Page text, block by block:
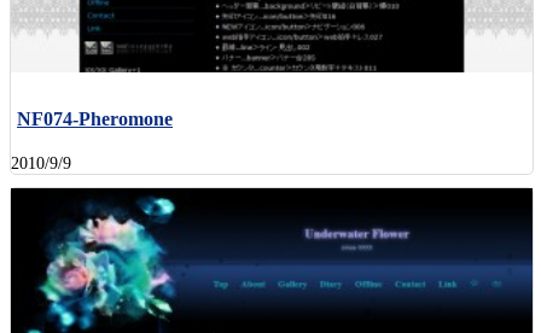
NF074-Pheromone
2010/9/9